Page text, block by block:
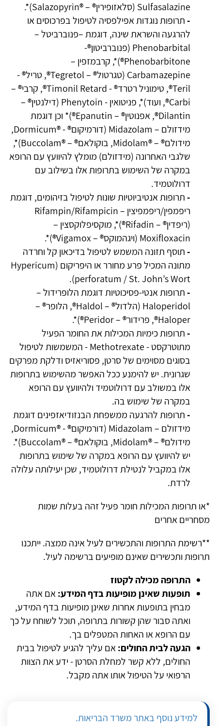
Sulfasalazine (סלאזופירין® – ®Salazopyrin)*.
-תרופות נוגדות אפילפסיה לטיפול בפרכוסים או
להרגעה והשראת שינה, דוגמת –פנוברביטל –
Phenobarbital (פנוברביטון®-
Phenobarbitone®)*, קרבמזפין –
Carbamazepine (טגרטול® – Tegretol®, טריל® -
Teril®, טימוניל רטרד® - Timonil Retard®, קרבי® –
Carbi®, ועוד)*, פניטואין - Phenytoin (דילנטין® –
Dilantin®, אפנוטין® – Epanutin®)* וכן דוגמת
מידזולם – Midazolam (דורמיקום® - ®Dormicum,
מידולם® – ®Midolam, בוקולאם® – ®Buccolam)*,
שלגבי האחרונה (מידזולם) מומלץ להיוועץ עם הרופא
במקרה של השימוש בתרופות אלו בשילוב עם
דרולוטמיד.
-תרופות אנטיביוטיות שונות לטיפול בזיהומים, דוגמת
ריפמפין/ריפמפיצין – Rifampin/Rifampicin
(ריפדין® – Rifadin®)*, מוקסיפלוקסצין –
Moxifloxacin (ויגהמוקס® – Vigamox®)*.
-תוסף תזונה המשמש לטיפול בדיכאון קל וחרדה
מתונה המכיל פרע מחורר או היפריקום (Hypericum
perforatum / St. John’s Wort).
-תרופות אנטי-פסיכוטיות דוגמת הלופרידול –
Haloperidol (הלדול® – Haldol®, הלופר® –
Haloper®, פרידור® – Peridor®)*.
-תרופות כימיות המכילות את החומר הפעיל
מתוטרקסט - Methotrexate - המשמשות לטיפול
בסוגים מסוימים של סרטן, פסוריאזיס ודלקת מפרקים
שגרונית. יש להימנע ככל האפשר מהשימוש בתרופות
אלו במשולב עם דרולוטמיד ולהיוועץ עם הרופא
במקרה של שימוש בה.
-תרופות להרגעה ממשפחת הבנזודיאזפינים דוגמת
מידזולם – Midazolam (דורמיקום® - ®Dormicum,
מידולם® – ®Midolam, בוקולאם® – ®Buccolam)*.
יש להיוועץ עם הרופא במקרה של שימוש בתרופות
אלו במקביל לנטילת דרולוטמיד, שכן יעילותה עלולה
לרדת.
*או תרופות המכילות חומר פעיל זהה בעלות שמות
מסחריים אחרים
**רשימת התרופות והתכשירים לעיל אינה ממצה. ייתכנו
תרופות ותכשירים שאינם מופיעים ברשימה לעיל.
התרופה מכילה לקטוז
תופעות שאינן מופיעות בדף המידע:אם אתה
מבחין בתופעות אחרות שאינן מופיעות בדף המידע,
ואתה סבור שהן קשורות בתרופה, תוכל לשוחח על כך
עם הרופא או האחות המטפלים בך.
הגעה לבית החולים:אם עליך להגיע לטיפול בבית
החולים, ללא קשר למחלת הסרטן - ידע את הצוות
הרפואי על הטיפול אותו אתה מקבל.
למידע נוסף באתר משרד הבריאות.